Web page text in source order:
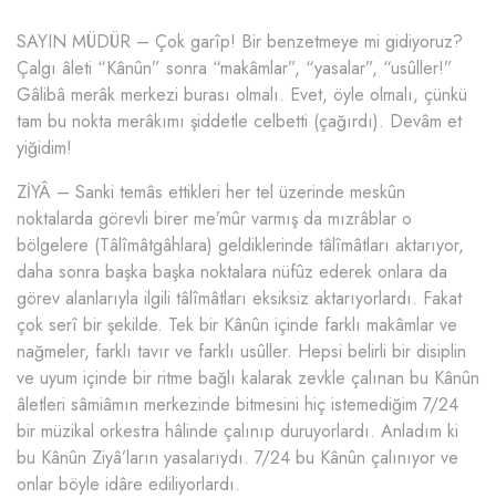
SAYIN MÜDÜR – Çok garîp! Bir benzetmeye mi gidiyoruz?
Çalgı âleti “Kânûn” sonra “makâmlar”, “yasalar”, “usûller!”
Gâlibâ merâk merkezi burası olmalı. Evet, öyle olmalı, çünkü
tam bu nokta merâkımı şiddetle celbetti (çağırdı). Devâm et
yiğidim!
ZİYÂ – Sanki temâs ettikleri her tel üzerinde meskûn
noktalarda görevli birer me’mûr varmış da mızrâblar o
bölgelere (Tâlîmâtgâhlara) geldiklerinde tâlîmâtları aktarıyor,
daha sonra başka başka noktalara nüfûz ederek onlara da
görev alanlarıyla ilgili tâlîmâtları eksiksiz aktarıyorlardı. Fakat
çok serî bir şekilde. Tek bir Kânûn içinde farklı makâmlar ve
nağmeler, farklı tavır ve farklı usûller. Hepsi belirli bir disiplin
ve uyum içinde bir ritme bağlı kalarak zevkle çalınan bu Kânûn
âletleri sâmiâmın merkezinde bitmesini hiç istemediğim 7/24
bir müzikal orkestra hâlinde çalınıp duruyorlardı. Anladım ki
bu Kânûn Ziyâ’ların yasalarıydı. 7/24 bu Kânûn çalınıyor ve
onlar böyle idâre ediliyorlardı.